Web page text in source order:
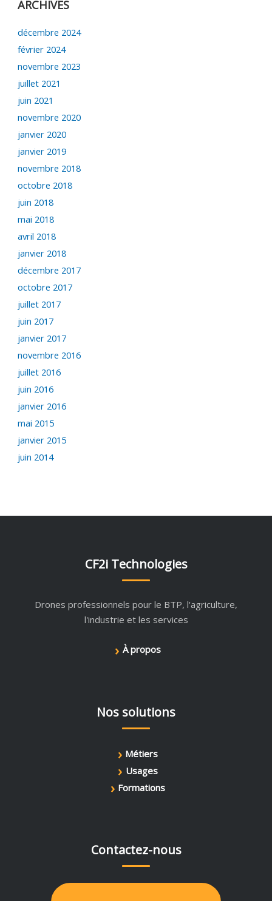
ARCHIVES
décembre 2024
février 2024
novembre 2023
juillet 2021
juin 2021
novembre 2020
janvier 2020
janvier 2019
novembre 2018
octobre 2018
juin 2018
mai 2018
avril 2018
janvier 2018
décembre 2017
octobre 2017
juillet 2017
juin 2017
janvier 2017
novembre 2016
juillet 2016
juin 2016
janvier 2016
mai 2015
janvier 2015
juin 2014
CF2i Technologies
Drones professionnels pour le BTP, l'agriculture,
l'industrie et les services
› À propos
Nos solutions
› Métiers
› Usages
› Formations
Contactez-nous